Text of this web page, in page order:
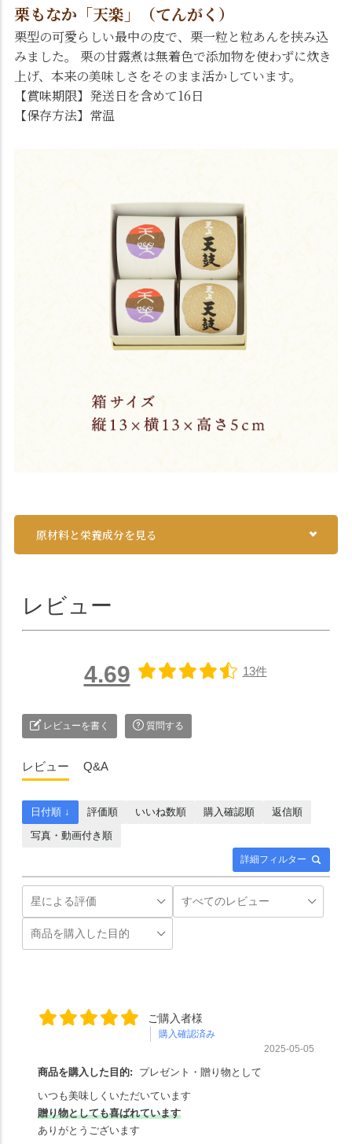
栗もなか「天楽」（てんがく）
栗型の可愛らしい最中の皮で、栗一粒と粒あんを挟み込
みました。 栗の甘露煮は無着色で添加物を使わずに炊き
上げ、本来の美味しさをそのまま活かしています。
【賞味期限】発送日を含めて16日
【保存方法】常温
原材料と栄養成分を見る
レビュー
4.69 13件
レビューを書く 質問する
レビュー Q&A
詳細フィルター
日付順 ↓ 評価順 いいね数順 購入確認順
返信順
写真・動画付き順
ご購入者様
購入確認済み
2025-05-05
商品を購入した目的:
プレゼント・贈り物として
いつも美味しくいただいています
贈り物としても喜ばれています
ありがとうございます